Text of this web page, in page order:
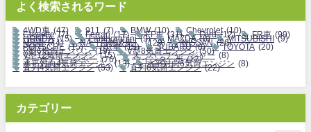
よく検索されるワード
4WD車 (47) 911 (7) BMW (10) Chevrolet (10)
Corvette (7) Ferrari (17) FF車 (31) Ford (12) FR車 (99)
HONDA (15) Lamborghini (9) MAZDA (8) MITSUBISHI (9)
MR車 (44) NA（自然吸気） (129) NISSAN (26)
PORSCHE (15) RR車 (15) SUBARU (8) TOYOTA (20)
V型6気筒エンジン (19) V型8気筒エンジン (50)
V型12気筒エンジン (15) スーパーチャージャー (8)
ターボチャージャー (76) ツインターボ (17)
水平対向4気筒エンジン (13) 水平対向6気筒エンジン (8)
直列4気筒エンジン (53) 直列6気筒エンジン (22)
カテゴリー